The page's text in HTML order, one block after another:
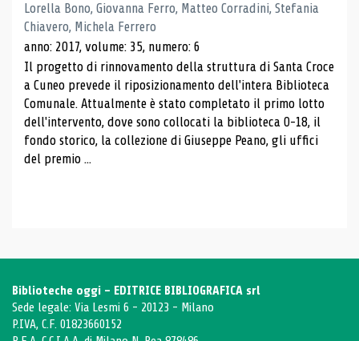
Lorella Bono, Giovanna Ferro, Matteo Corradini, Stefania
Chiavero, Michela Ferrero
anno: 2017, volume: 35, numero: 6
Il progetto di rinnovamento della struttura di Santa Croce
a Cuneo prevede il riposizionamento dell'intera Biblioteca
Comunale. Attualmente è stato completato il primo lotto
dell'intervento, dove sono collocati la biblioteca 0-18, il
fondo storico, la collezione di Giuseppe Peano, gli uffici
del premio ...
Biblioteche oggi - EDITRICE BIBLIOGRAFICA srl
Sede legale: Via Lesmi 6 - 20123 - Milano
P.IVA, C.F. 01823660152